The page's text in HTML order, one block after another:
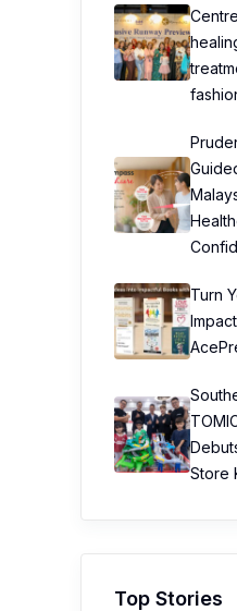
Turn
Store
Top Stories